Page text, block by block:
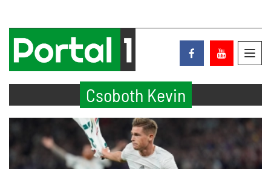
Csoboth Kevin